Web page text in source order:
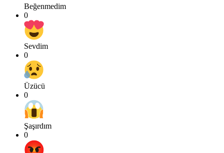
Beğenmedim
0
Sevdim
0
Üzücü
0
Şaşırdım
0